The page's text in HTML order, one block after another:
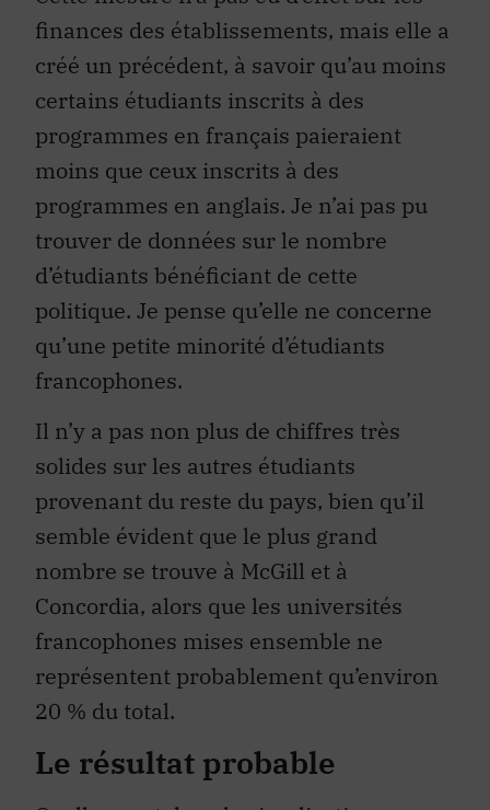
finances des établissements, mais elle a
créé un précédent, à savoir qu’au moins
certains étudiants inscrits à des
programmes en français paieraient
moins que ceux inscrits à des
programmes en anglais. Je n’ai pas pu
trouver de données sur le nombre
d’étudiants bénéficiant de cette
politique. Je pense qu’elle ne concerne
qu’une petite minorité d’étudiants
francophones.
Il n’y a pas non plus de chiffres très
solides sur les autres étudiants
provenant du reste du pays, bien qu’il
semble évident que le plus grand
nombre se trouve à McGill et à
Concordia, alors que les universités
francophones mises ensemble ne
représentent probablement qu’environ
20 % du total.
Le résultat probable